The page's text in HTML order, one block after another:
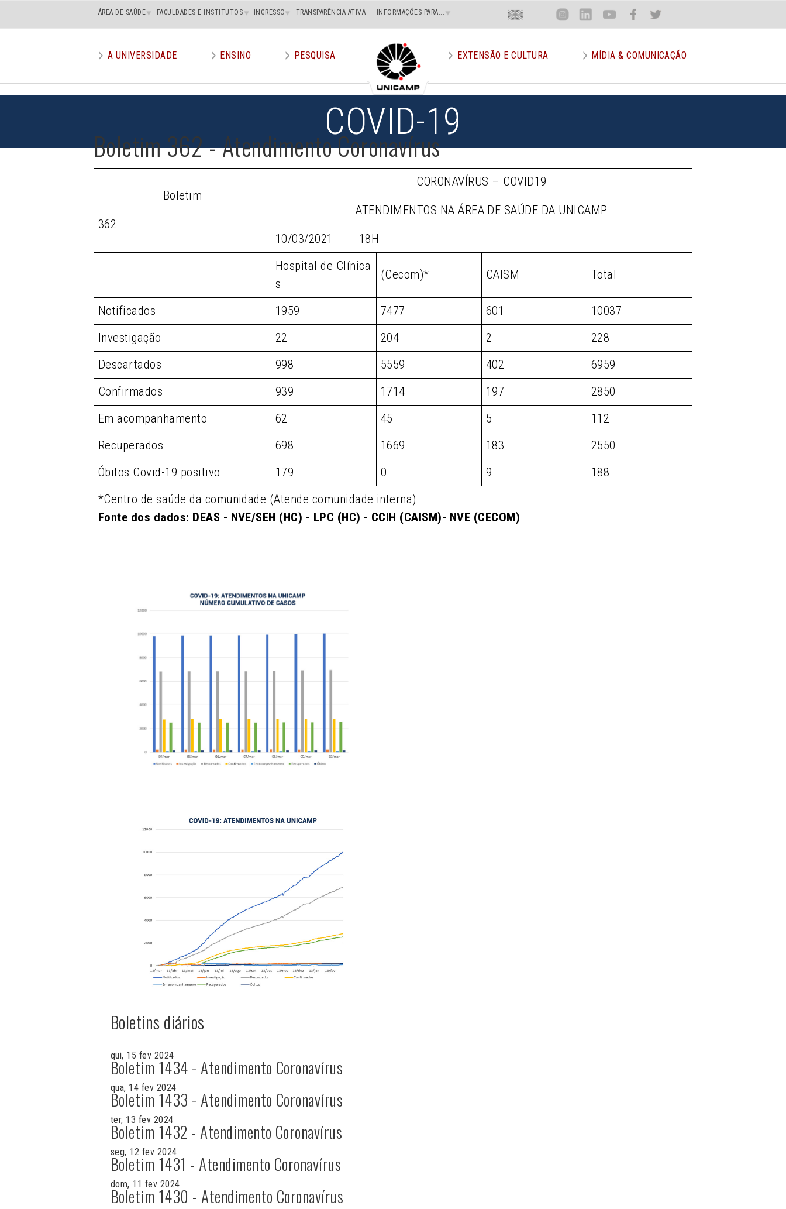
Main
superior
ÁREA DE SAÚDE FACULDADES E INSTITUTOS INGRESSO TRANSPARÊNCIA ATIVA INFORMAÇÕES PARA... Menu
Superior
Direito
En Inst Lin You Face Twit
menu
A UNIVERSIDADE ENSINO PESQUISA EXTENSÃO E CULTURA MÍDIA & COMUNICAÇÃO
COVID-19
Boletim 362 - Atendimento Coronavírus
Boletim
362
CORONAVÍRUS – COVID19
ATENDIMENTOS NA ÁREA DE SAÚDE DA UNICAMP
10/03/2021 18H
Hospital de Clínica
s
(Cecom)* CAISM Total
Notificados 1959 7477 601
10037
Investigação
22 204 2
228
Descartados
998 5559 402
6959
Confirmados
939 1714 197
2850
Em acompanhamento
62 45 5
112
Recuperados
698 1669 183
2550
Óbitos Covid-19 positivo
179 0 9
188
*Centro de saúde da comunidade (Atende comunidade interna)
Fonte dos dados: DEAS - NVE/SEH (HC) - LPC (HC) - CCIH (CAISM)- NVE (CECOM)
Boletins diários
qui, 15 fev 2024
Boletim 1434 - Atendimento Coronavírus
qua, 14 fev 2024
Boletim 1433 - Atendimento Coronavírus
ter, 13 fev 2024
Boletim 1432 - Atendimento Coronavírus
seg, 12 fev 2024
Boletim 1431 - Atendimento Coronavírus
dom, 11 fev 2024
Boletim 1430 - Atendimento Coronavírus